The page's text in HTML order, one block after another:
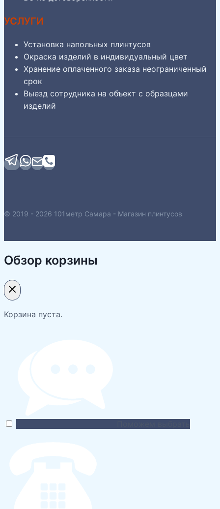
УСЛУГИ
Установка напольных плинтусов
Окраска изделий в индивидуальный цвет
Хранение оплаченного заказа неограниченный
срок
Выезд сотрудника на объект с образцами
изделий
© 2019 - 2026 101метр Самара - Магазин плинтусов
Обзор корзины
Корзина пуста.